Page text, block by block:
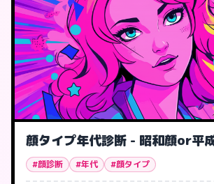
顔タイプ年代診断 - 昭和顔or平
#顔診断 #年代 #顔タイプ